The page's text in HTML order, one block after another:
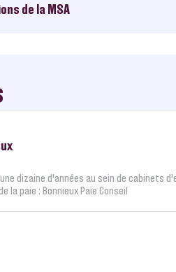
de la MSA
dizaine d’années au sein de cabinets
la paie : Bonnieux Paie Conseil